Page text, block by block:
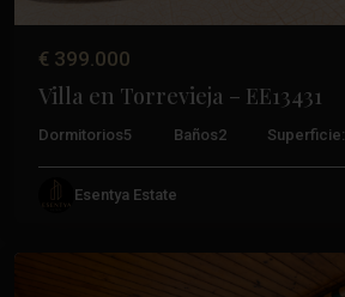
€ 399.000
Villa en Torrevieja – EE13431
Dormitorios5 Baños2 Superficie:
Esentya Estate